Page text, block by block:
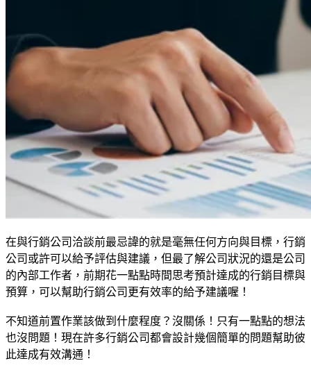
在與行銷公司洽談前最忌諱的就是毫無任何方向與目標，行銷
公司或許可以給予評估與建議，但最了解公司狀況的還是公司
的內部工作者，前期花一點點時間思考預計達成的行銷目標與
預算，可以幫助行銷公司更有效率的給予建議喔！
不知道前置作業該做到什麼程度？沒關係！只有一點點的想法
也沒問題！現在許多行銷公司都會設計幾個簡單的問題幫助彼
此達成有效溝通！